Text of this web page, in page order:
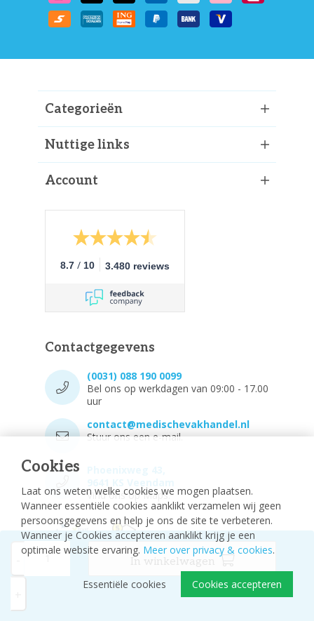
Cookies
Laat ons weten welke cookies we mogen plaatsen.
Wanneer essentiële cookies aanklikt verzamelen wij geen
persoonsgegevens en help je ons de site te verbeteren.
Wanneer je Cookies accepteren aanklikt krijg je een
optimale website ervaring. Meer over privacy & cookies.
Cookies accepteren
Essentiële cookies
Categorieën
Nuttige links
Account
8.7 / 10 3.480 reviews
Contactgegevens
(0031) 088 190 0099
Bel ons op werkdagen van 09:00 - 17.00
uur
contact@medischevakhandel.nl
Stuur ons een e-mail.
Vind ons op Maps.
© 2026 - Medische vakhandel
Sitemap